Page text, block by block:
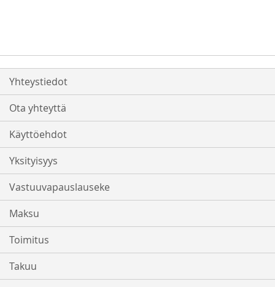
Yhteystiedot
Ota yhteyttä
Käyttöehdot
Yksityisyys
Vastuuvapauslauseke
Maksu
Toimitus
Takuu